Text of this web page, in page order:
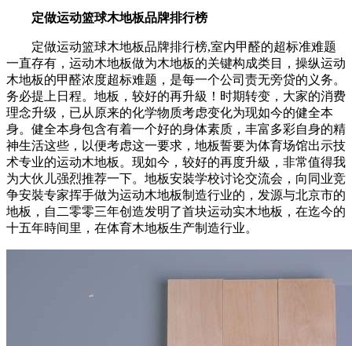
定做运动篮球木地板品牌排行榜
定做运动篮球木地板品牌排行榜,室内甲醛的超标准难题
一直存有，运动木地板做为木地板的关键构成类目，操纵运动
木地板的甲醛浓度超标难题，是每一个公司责无旁贷的义务。
务必提上日程。地板，较好的再升級！时期转变，大家的消费
理念升级，已从原来的化学物质考虑变化为现如今的健全本
身。健全本身包含有着一个好的身体素质，丰富多彩自身的精
神生活这些，以便考虑这一要求，地板誓要为体育场馆出示技
术专业的运动木地板。现如今，较好的再度升級，非常值得我
为大伙儿强烈推荐一下。地板安裝学校讨论交流会，向同业竞
争安裝专家挥手做为运动木地板制造行业的，发源与北京市的
地板，自二零零三年创造发明了首块运动实木地板，在迄今的
十五年時间里，在体育木地板生产制造行业。